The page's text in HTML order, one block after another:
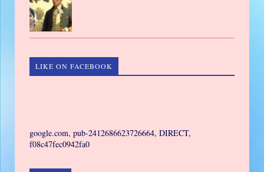
LIKE ON FACEBOOK
google.com, pub-2412686623726664, DIRECT,
f08c47fec0942fa0